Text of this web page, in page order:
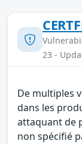
23 -
De multiples
dans les
attaquant de
non spécifié